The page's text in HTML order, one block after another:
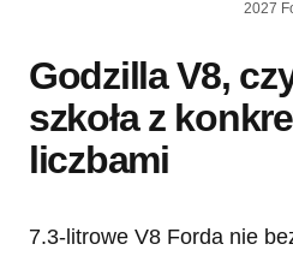
2027
Godzilla V8,
szkoła z
liczbami
7.3-litrowe V8 Forda nie